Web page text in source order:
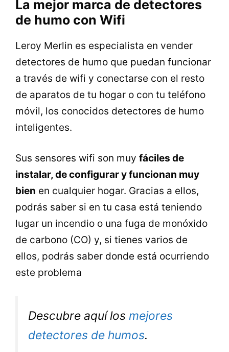
La mejor marca de detectores
de humo con Wifi
Leroy Merlin es especialista en vender
detectores de humo que puedan funcionar
a través de wifi y conectarse con el resto
de aparatos de tu hogar o con tu teléfono
móvil, los conocidos detectores de humo
inteligentes.
Sus sensores wifi son muy fáciles de
instalar, de configurar y funcionan muy
bien en cualquier hogar. Gracias a ellos,
podrás saber si en tu casa está teniendo
lugar un incendio o una fuga de monóxido
de carbono (CO) y, si tienes varios de
ellos, podrás saber donde está ocurriendo
este problema
Descubre aquí los mejores
detectores de humos.